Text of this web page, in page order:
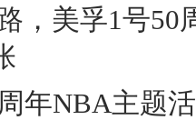
周年NBA主题